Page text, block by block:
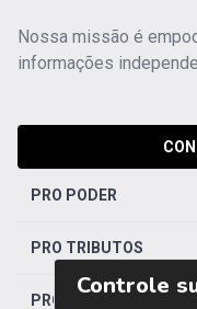
Nossa missão é
informações
PRO PODER
PRO TRIBUTOS
PRO TRABALHISTA